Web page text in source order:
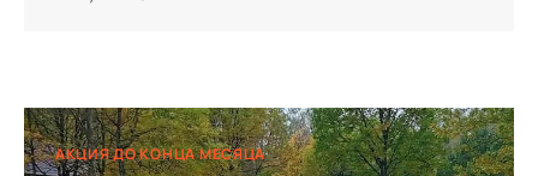
АКЦИЯ ДО КОНЦА МЕСЯЦА